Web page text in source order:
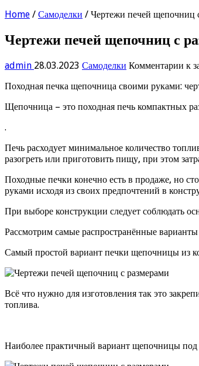
Home / Самоделки / Чертежи печей щепочниц
Чертежи печей щепочниц с
admin 28.03.2023 Самоделки Комментарии к
Походная печка щепочница своими руками:
Щепочница – это походная печь компактных
.
Печь расходует минимальное количество
разогреть или приготовить пищу, при этом
Походные печки конечно есть в продаже, но
руками исходя из своих предпочтений в
При выборе конструкции следует соблюдать
Рассмотрим самые распространённые
Самый простой вариант печки щепочницы из
Всё что нужно для изготовления так это
топлива.
Наиболее практичный вариант щепочницы под